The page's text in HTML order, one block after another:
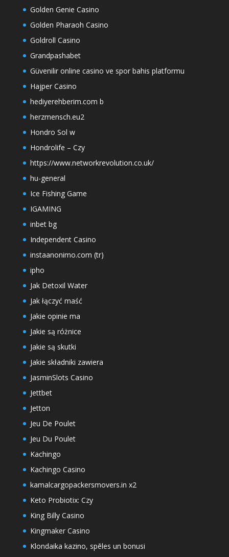
Golden Genie Casino
Golden Pharaoh Casino
Goldroll Casino
Grandpashabet
Güvenilir online casino ve spor bahis platformu
Hajper Casino
hediyerehberim.com b
herzmensch.eu2
Hondro Sol w
Hondrolife – Czy
https://www.networkrevolution.co.uk/
hu-general
Ice Fishing Game
IGAMING
inbet bg
Independent Casino
instaanonimo.com (tr)
ipho
Jak Detoxil Water
Jak łączyć maść
Jakie opinie ma
Jakie są różnice
Jakie są skutki
Jakie składniki zawiera
JasminSlots Casino
Jettbet
Jetton
Jeu De Poulet
Jeu Du Poulet
Kachingo
Kachingo Casino
kamalcargopackersmovers.in x2
Keto Probiotix: Czy
King Billy Casino
Kingmaker Casino
Klondaika kazino, spēles un bonusi